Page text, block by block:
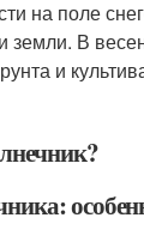
на поле
земли. В
и